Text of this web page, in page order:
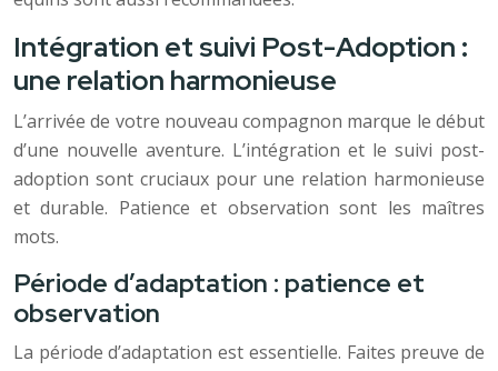
Intégration et suivi Post-Adoption :
une relation harmonieuse
L’arrivée de votre nouveau compagnon marque le début
d’une nouvelle aventure. L’intégration et le suivi post-
adoption sont cruciaux pour une relation harmonieuse
et durable. Patience et observation sont les maîtres
mots.
Période d’adaptation : patience et
observation
La période d’adaptation est essentielle. Faites preuve de